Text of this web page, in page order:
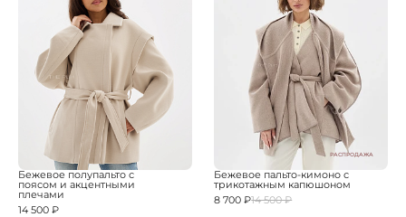
Бежевое полупальто с
поясом и акцентными
плечами
14 500 ₽
РАСПРОДАЖА
Бежевое пальто-кимоно с
трикотажным капюшоном
8 700 ₽14 500 ₽